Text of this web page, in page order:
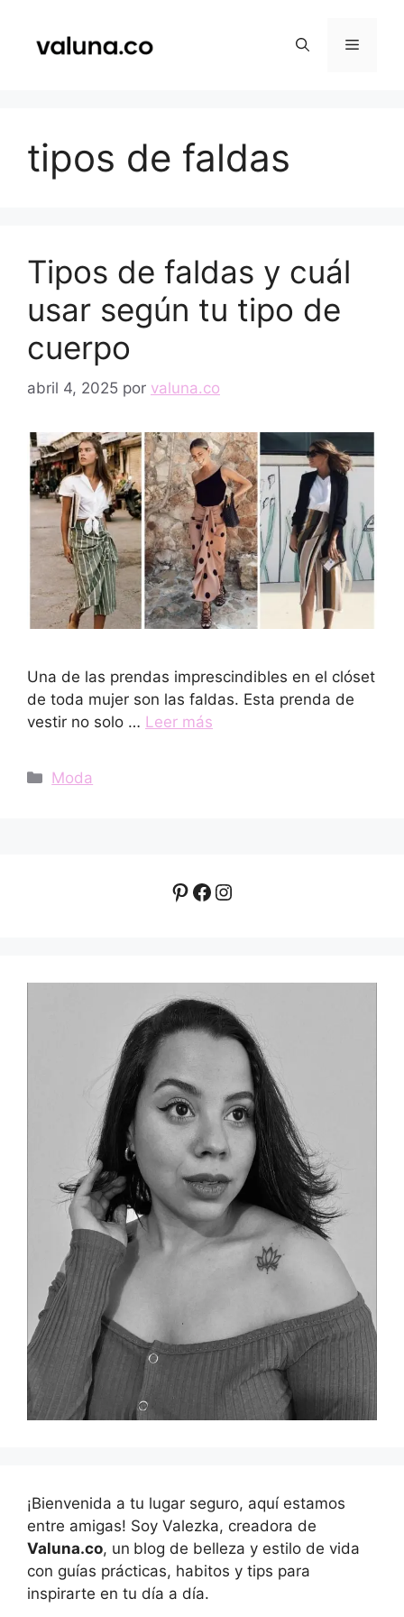
contenido
Menú
tipos de faldas
Tipos de faldas y cuál
usar según tu tipo de
cuerpo
abril 4, 2025 por valuna.co
Una de las prendas imprescindibles en el clóset
de toda mujer son las faldas. Esta prenda de
vestir no solo … Leer más
Categorías
Moda
Pinterest
Facebook
Instagram
¡Bienvenida a tu lugar seguro, aquí estamos
entre amigas! Soy Valezka, creadora de
Valuna.co, un blog de belleza y estilo de vida
con guías prácticas, habitos y tips para
inspirarte en tu día a día.